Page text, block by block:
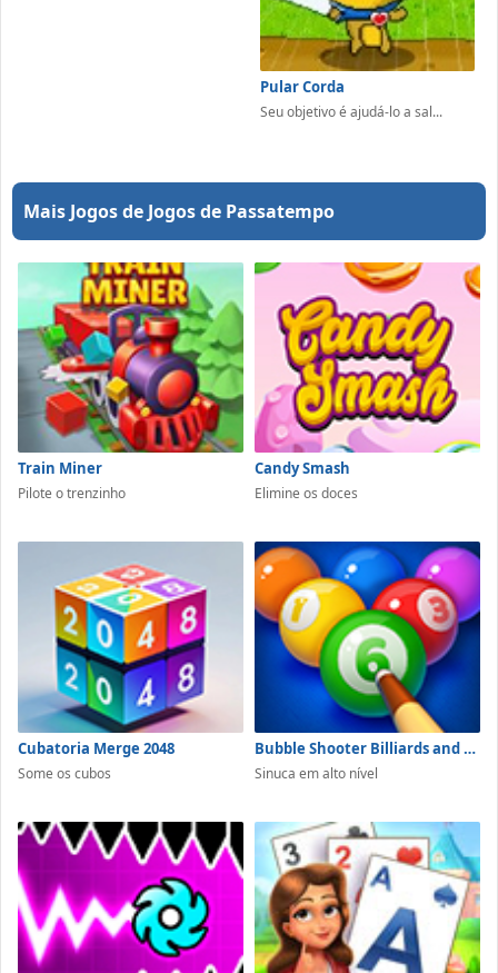
Pular Corda
Seu objetivo é ajudá-lo a sal...
Mais Jogos de Jogos de Passatempo
Train Miner
Pilote o trenzinho
Candy Smash
Elimine os doces
Cubatoria Merge 2048
Some os cubos
Bubble Shooter Billiards and Pool
Sinuca em alto nível